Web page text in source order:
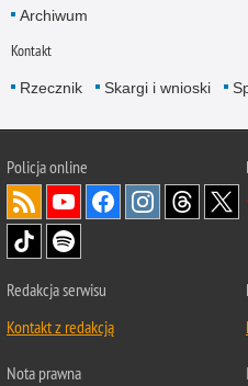
Archiwum
Kontakt
Rzecznik Skargi i wnioski
Policjaonline
Redakcja serwisu
Kontakt z redakcją
Nota prawna